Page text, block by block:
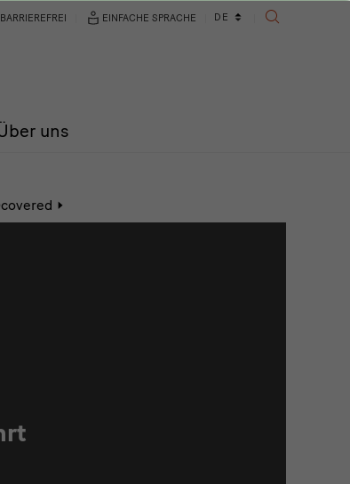
uns
BARRIEREFREI EINFACHE SPRACHE
Sprachwechsler
DE
SUCHE
Seite:Auf